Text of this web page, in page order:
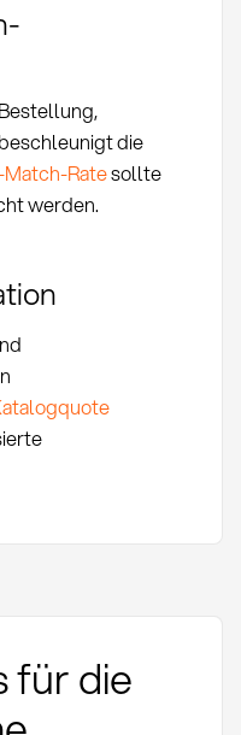
die
Ratesollte
werden.
für die